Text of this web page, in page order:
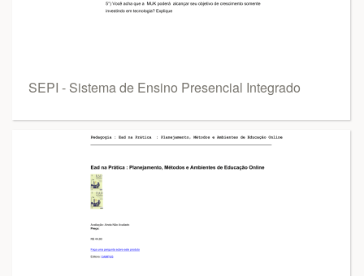
SEPI - Sistema de Ensino Presencial Integrado